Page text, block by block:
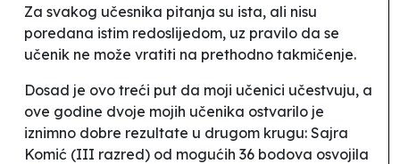
Za svakog učesnika pitanja su ista, ali nisu
poredana istim redoslijedom, uz pravilo da se
učenik ne može vratiti na prethodno takmičenje.
Dosad je ovo treći put da moji učenici učestvuju, a
ove godine dvoje mojih učenika ostvarilo je
iznimno dobre rezultate u drugom krugu: Sajra
Komić (III razred) od mogućih 36 bodova osvojila